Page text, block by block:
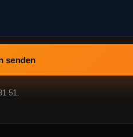
senden
51.